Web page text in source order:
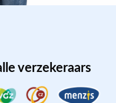
verzekeraars